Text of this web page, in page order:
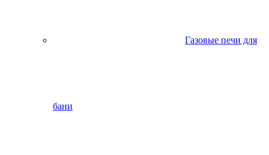
Газовые печи для
бани